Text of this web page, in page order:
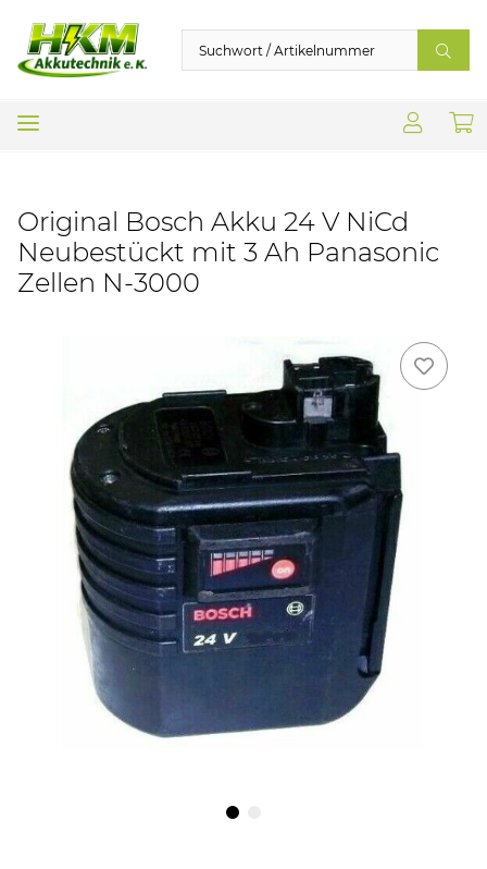
Original Bosch Akku 24 V NiCd
Neubestückt mit 3 Ah Panasonic
Zellen N-3000